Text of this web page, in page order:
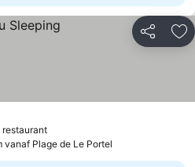
Delen
vanaf Plage de Le Portel